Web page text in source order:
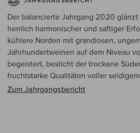
Der balancierte Jahrgang 2020 glänzt
herrlich harmonischer und saftiger
kühlere Norden mit grandiosen,
Jahrhundertweinen auf dem Niveau
begeistert, besticht der trockene
fruchtstarke Qualitäten voller
Zum Jahrgangsbericht